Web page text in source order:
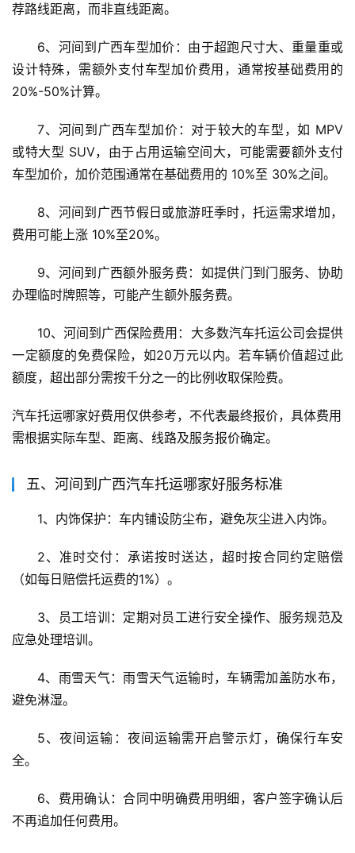
荐路线距离，而非直线距离。
6、河间到广西车型加价：由于超跑尺寸大、重量重或
设计特殊，需额外支付车型加价费用，通常按基础费用的
20%-50%计算。
7、河间到广西车型加价：对于较大的车型，如 MPV
或特大型 SUV，由于占用运输空间大，可能需要额外支付
车型加价，加价范围通常在基础费用的 10%至 30%之间。
8、河间到广西节假日或旅游旺季时，托运需求增加，
费用可能上涨 10%至20%。
9、河间到广西额外服务费：如提供门到门服务、协助
办理临时牌照等，可能产生额外服务费。
10、河间到广西保险费用：大多数汽车托运公司会提供
一定额度的免费保险，如20万元以内。若车辆价值超过此
额度，超出部分需按千分之一的比例收取保险费。
汽车托运哪家好费用仅供参考，不代表最终报价，具体费用
需根据实际车型、距离、线路及服务报价确定。
五、河间到广西汽车托运哪家好服务标准
1、内饰保护：车内铺设防尘布，避免灰尘进入内饰。
2、准时交付：承诺按时送达，超时按合同约定赔偿
（如每日赔偿托运费的1%）。
3、员工培训：定期对员工进行安全操作、服务规范及
应急处理培训。
4、雨雪天气：雨雪天气运输时，车辆需加盖防水布，
避免淋湿。
5、夜间运输：夜间运输需开启警示灯，确保行车安
全。
6、费用确认：合同中明确费用明细，客户签字确认后
不再追加任何费用。